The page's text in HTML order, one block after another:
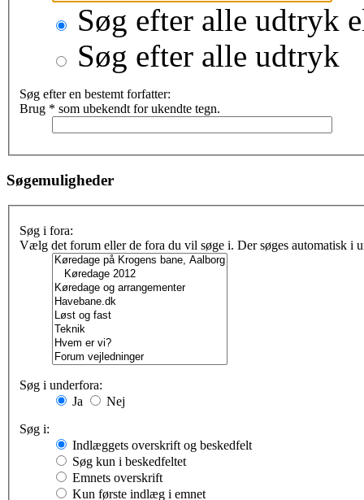
Søg efter alle udtryk
Søg efter alle udtryk
Søg efter en bestemt forfatter:
Brug * som ubekendt for ukendte tegn.
Søgemuligheder
Søg i fora:
Vælg det forum eller de fora du vil søge i. Der søges automatisk i
Søg i underfora:
Ja
Nej
Søg i:
Indlæggets overskrift og beskedfelt
Søg kun i beskedfeltet
Emnets overskrift
Kun første indlæg i emnet